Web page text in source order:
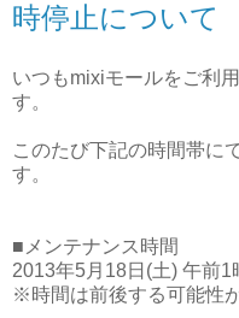
時停止について
いつもmixiモールをご利
す。
このたび下記の時間帯に
す。
■メンテナンス時間
2013年5月18日(土) 午前1
※時間は前後する可能性